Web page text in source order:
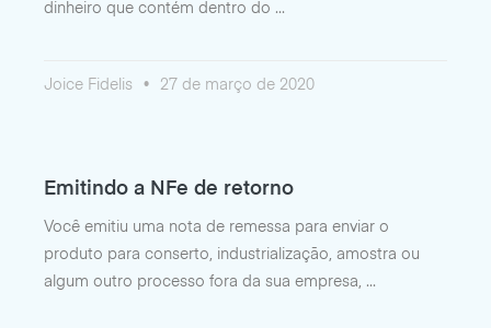
dinheiro que contém dentro do
Joice Fidelis 27 de março de 2020
Emitindo a NFe de retorno
Você emitiu uma nota de remessa para enviar o
produto para conserto, industrialização, amostra ou
algum outro processo fora da sua empresa,